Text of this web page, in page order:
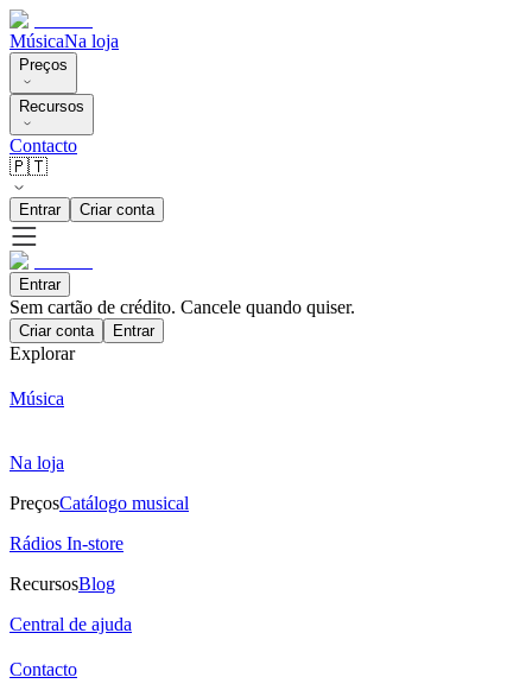
MúsicaNa loja
Preços
Recursos
Contacto
🇵🇹
Entrar Criar conta
Entrar
Sem cartão de crédito. Cancele quando quiser.
Criar conta Entrar
Explorar
Música
Na loja
PreçosCatálogo musical
Rádios In-store
RecursosBlog
Central de ajuda
Contacto